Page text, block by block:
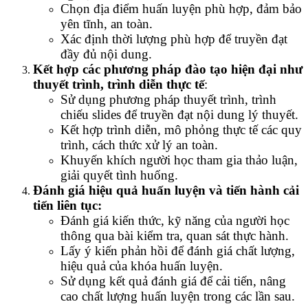
Chọn địa điểm huấn luyện phù hợp, đảm bảo
yên tĩnh, an toàn.
Xác định thời lượng phù hợp để truyền đạt
đầy đủ nội dung.
Kết hợp các phương pháp đào tạo hiện đại như
thuyết trình, trình diễn thực tế:
Sử dụng phương pháp thuyết trình, trình
chiếu slides để truyền đạt nội dung lý thuyết.
Kết hợp trình diễn, mô phỏng thực tế các quy
trình, cách thức xử lý an toàn.
Khuyến khích người học tham gia thảo luận,
giải quyết tình huống.
Đánh giá hiệu quả huấn luyện và tiến hành cải
tiến liên tục:
Đánh giá kiến thức, kỹ năng của người học
thông qua bài kiểm tra, quan sát thực hành.
Lấy ý kiến phản hồi để đánh giá chất lượng,
hiệu quả của khóa huấn luyện.
Sử dụng kết quả đánh giá để cải tiến, nâng
cao chất lượng huấn luyện trong các lần sau.